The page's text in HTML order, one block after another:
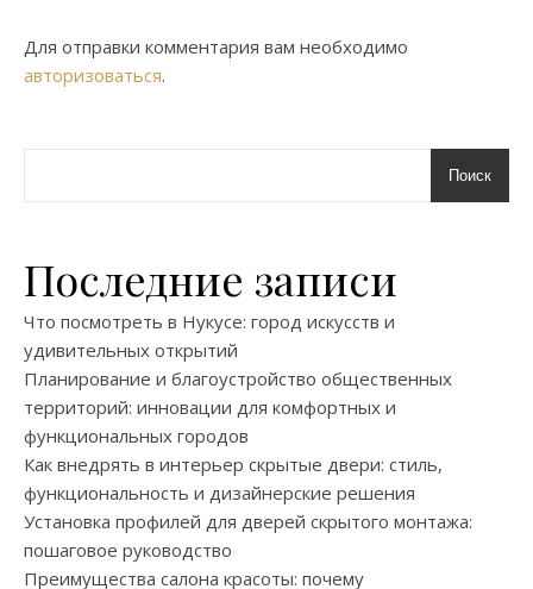
Для отправки комментария вам необходимо
авторизоваться.
Поиск
Последние записи
Что посмотреть в Нукусе: город искусств и
удивительных открытий
Планирование и благоустройство общественных
территорий: инновации для комфортных и
функциональных городов
Как внедрять в интерьер скрытые двери: стиль,
функциональность и дизайнерские решения
Установка профилей для дверей скрытого монтажа:
пошаговое руководство
Преимущества салона красоты: почему